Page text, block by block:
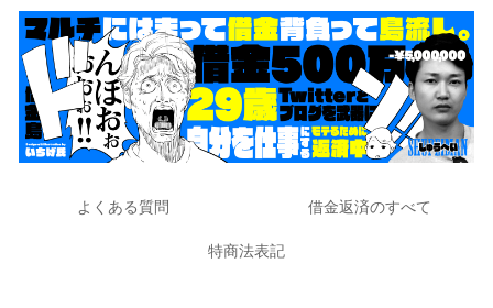
よくある質問 借金返済のすべて
特商法表記